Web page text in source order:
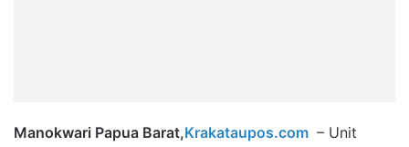
Manokwari Papua Barat,Krakataupos.com – Unit